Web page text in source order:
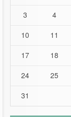
3
4
10
11
17
18
24
25
31